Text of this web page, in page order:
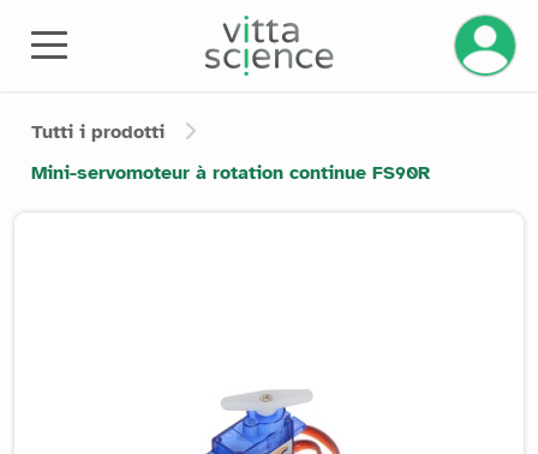
Tutti i prodotti
Mini-servomoteur à rotation continue FS90R